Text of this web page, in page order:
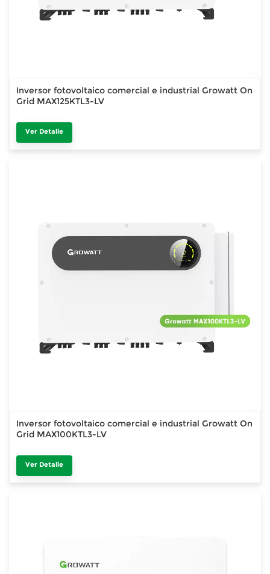
Inversor fotovoltaico comercial e industrial Growatt On
Grid MAX125KTL3-LV
Ver Detalle
Inversor fotovoltaico comercial e industrial Growatt On
Grid MAX100KTL3-LV
Ver Detalle